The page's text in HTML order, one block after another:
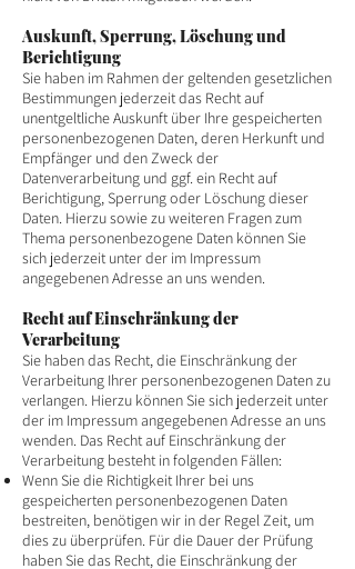
Auskunft, Sperrung, Löschung und
Berichtigung
Sie haben im Rahmen der geltenden gesetzlichen
Bestimmungen jederzeit das Recht auf
unentgeltliche Auskunft über Ihre gespeicherten
personenbezogenen Daten, deren Herkunft und
Empfänger und den Zweck der
Datenverarbeitung und ggf. ein Recht auf
Berichtigung, Sperrung oder Löschung dieser
Daten. Hierzu sowie zu weiteren Fragen zum
Thema personenbezogene Daten können Sie
sich jederzeit unter der im Impressum
angegebenen Adresse an uns wenden.
Recht auf Einschränkung der
Verarbeitung
Sie haben das Recht, die Einschränkung der
Verarbeitung Ihrer personenbezogenen Daten zu
verlangen. Hierzu können Sie sich jederzeit unter
der im Impressum angegebenen Adresse an uns
wenden. Das Recht auf Einschränkung der
Verarbeitung besteht in folgenden Fällen:
Wenn Sie die Richtigkeit Ihrer bei uns
gespeicherten personenbezogenen Daten
bestreiten, benötigen wir in der Regel Zeit, um
dies zu überprüfen. Für die Dauer der Prüfung
haben Sie das Recht, die Einschränkung der